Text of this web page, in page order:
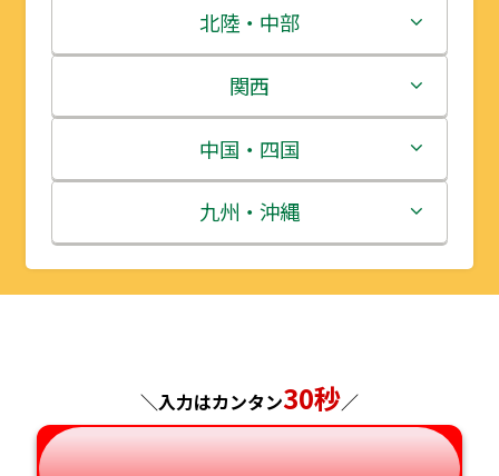
青森県
岩手県
宮城県
秋田県
山形県
茨城県
栃木県
群馬県
埼玉県
千葉県
神奈川県
北陸・中部
新潟県
富山県
石川県
福井県
長野県
岐阜県
関西
三重県
滋賀県
京都府
兵庫県
奈良県
中国・四国
鳥取県
島根県
広島県
山口県
九州・沖縄
福岡県
長崎県
熊本県
＼入力はカンタン30秒／